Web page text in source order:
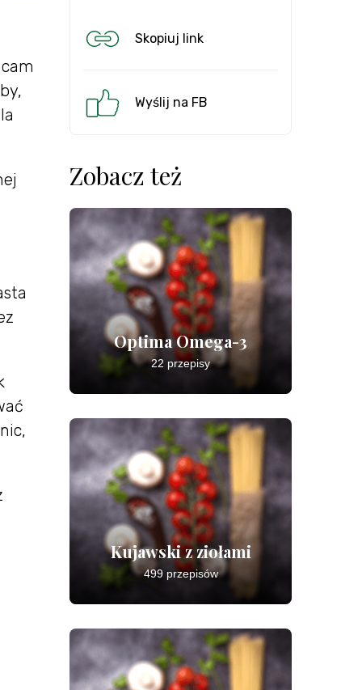
Skopiuj link
Wyślij na FB
Zobacz też
Optima Omega-3
22 przepisy
Kujawski z ziołami
499 przepisów